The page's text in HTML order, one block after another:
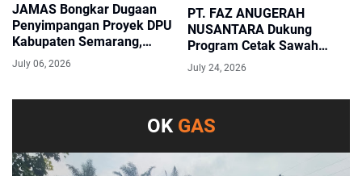
JAMAS Bongkar Dugaan
Penyimpangan Proyek DPU
Kabupaten Semarang,
Lapor Kejati Jateng Bawa
Data LHP BPK Rp3,26 Miliar
July 06, 2026
PT. FAZ ANUGERAH
NUSANTARA Dukung
Program Cetak Sawah
Nasional Lewat Pengadaan
Pupuk dan Pestisida
July 24, 2026
OK GAS